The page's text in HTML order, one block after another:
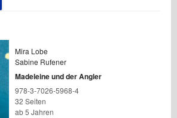
Mira Lobe
Sabine Rufener
Madeleine und der Angler
978-3-7026-5968-4
32 Seiten
ab 5 Jahren